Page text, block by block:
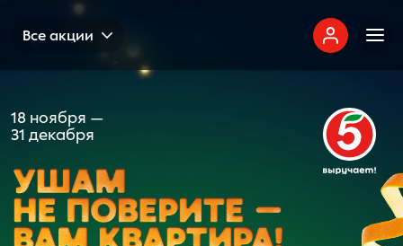
Все акции
18 ноября —
31 декабря